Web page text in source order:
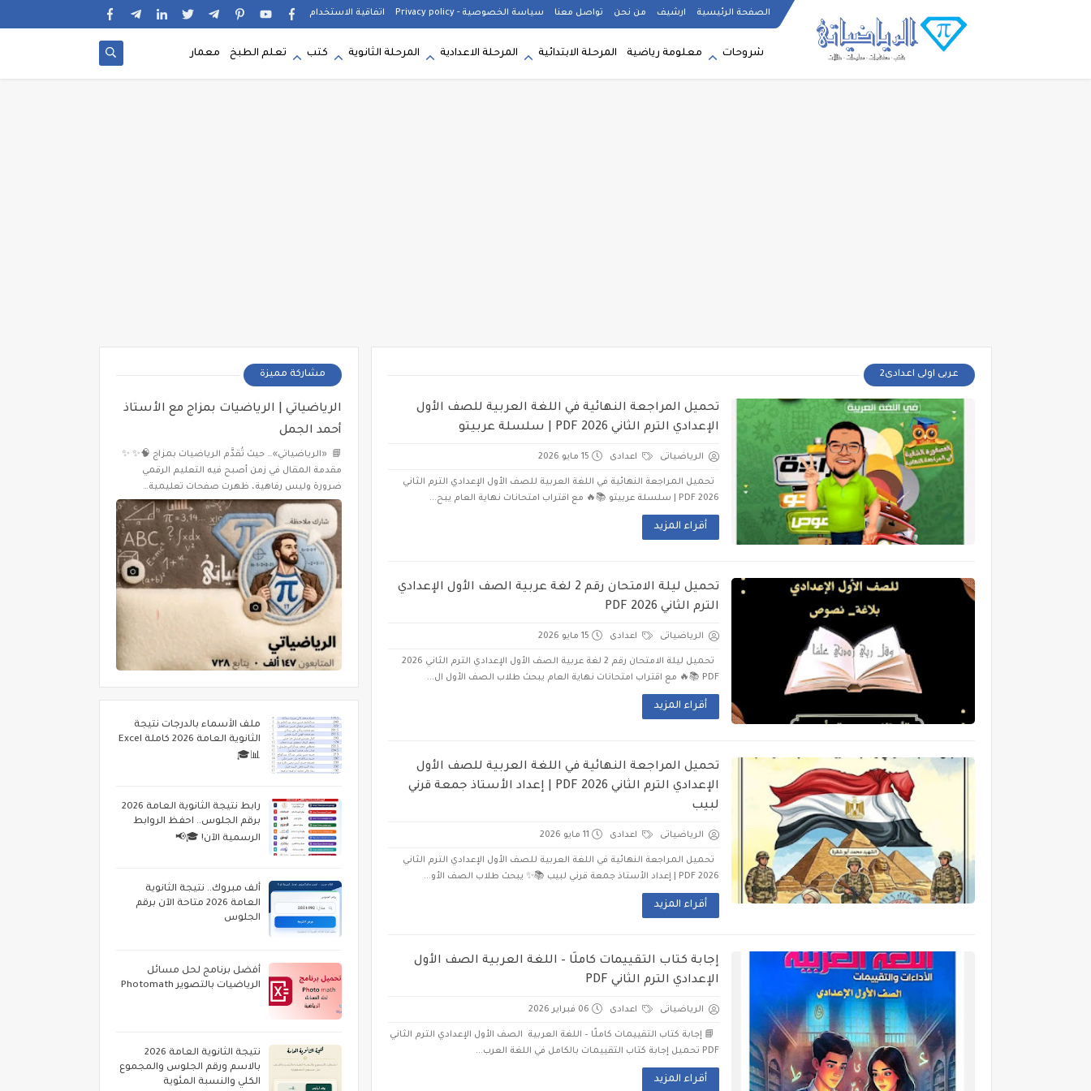
الصفحة الرئيسية ارشيف من نحن تواصل معنا سياسة الخصوصية - Privacy policy اتفاقية الاستخدام
شروحات معلومة رياضية المرحلة الابتدائية المرحلة الاعدادية المرحلة الثانوية كتب تعلم الطبخ معمار
عربى اولى اعدادى2
تحميل المراجعة النهائية في اللغة العربية للصف الأول
الإعدادي الترم الثاني 2026 PDF | سلسلة عربيتو
الرياضياتى اعدادى 15 مايو 2026
تحميل المراجعة النهائية في اللغة العربية للصف الأول الإعدادي الترم الثاني
2026 PDF | سلسلة عربيتو 📚🔥 مع اقتراب امتحانات نهاية العام يبح...
أقراء المزيد
تحميل ليلة الامتحان رقم 2 لغة عربية الصف الأول الإعدادي
الترم الثاني 2026 PDF
الرياضياتى اعدادى 15 مايو 2026
تحميل ليلة الامتحان رقم 2 لغة عربية الصف الأول الإعدادي الترم الثاني 2026
PDF 📚🔥 مع اقتراب امتحانات نهاية العام يبحث طلاب الصف الأول ال...
أقراء المزيد
تحميل المراجعة النهائية في اللغة العربية للصف الأول
الإعدادي الترم الثاني 2026 PDF | إعداد الأستاذ جمعة قرني
لبيب
الرياضياتى اعدادى 11 مايو 2026
تحميل المراجعة النهائية في اللغة العربية للصف الأول الإعدادي الترم الثاني
2026 PDF | إعداد الأستاذ جمعة قرني لبيب 📚✨ يبحث طلاب الصف الأو...
أقراء المزيد
إجابة كتاب التقييمات كاملًا – اللغة العربية الصف الأول
الإعدادي الترم الثاني PDF
الرياضياتى اعدادى 06 فبراير 2026
📘 إجابة كتاب التقييمات كاملًا – اللغة العربية الصف الأول الإعدادي الترم الثاني
PDF تحميل إجابة كتاب التقييمات بالكامل في اللغة العرب...
أقراء المزيد
مشاركة مميزة
الرياضياتي | الرياضيات بمزاج مع الأستاذ
أحمد الجمل
📘 «الرياضياتي»… حيث تُقدَّم الرياضيات بمزاج 🧠✨ ✨
مقدمة المقال في زمن أصبح فيه التعليم الرقمي
ضرورة وليس رفاهية، ظهرت صفحات تعليمية…
ملف الأسماء بالدرجات نتيجة
الثانوية العامة 2026 كاملة Excel
📊🎓
رابط نتيجة الثانوية العامة 2026
برقم الجلوس.. احفظ الروابط
الرسمية الآن! 🎓📢
ألف مبروك.. نتيجة الثانوية
العامة 2026 متاحة الآن برقم
الجلوس
أفضل برنامج لحل مسائل
الرياضيات بالتصوير Photomath
نتيجة الثانوية العامة 2026
بالاسم ورقم الجلوس والمجموع
الكلي والنسبة المئوية